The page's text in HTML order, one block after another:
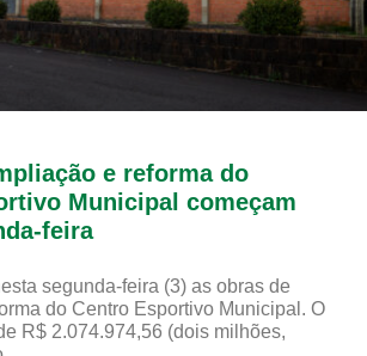
e reforma do
Municipal começam
feira
segunda-feira (3) as obras de
do Centro Esportivo Municipal. O
R$ 2.074.974,56 (dois milhões,